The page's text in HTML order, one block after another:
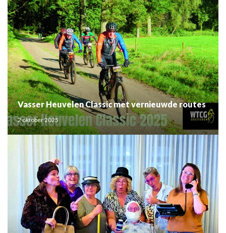
Vasser Heuvelen Classic met vernieuwde routes
2 oktober 2025